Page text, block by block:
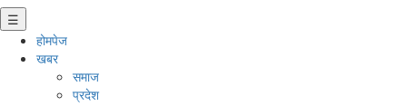
☰
होमपेज
खबर
समाज
प्रदेश